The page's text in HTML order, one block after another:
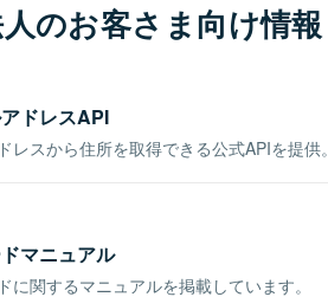
のお客さま向け情報
ドレスAPI
レスから住所を取得できる公式APIを提供。
マニュアル
に関するマニュアルを掲載しています。